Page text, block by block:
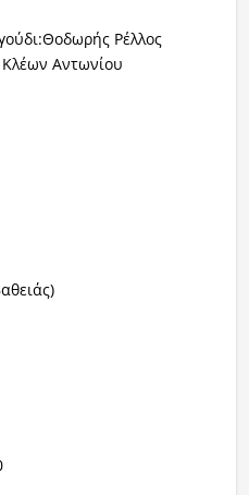
Ρέλλος
Κλέων Αντωνίου